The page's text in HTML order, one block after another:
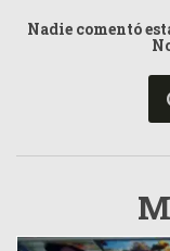
Nadie comentó